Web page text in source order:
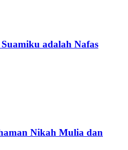
adalah Nafas
Nikah Mulia dan